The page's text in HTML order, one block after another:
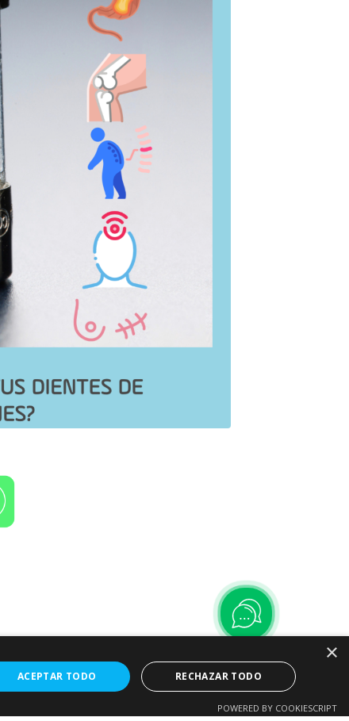
×
ACEPTAR TODO RECHAZAR TODO
POWERED BY COOKIESCRIPT